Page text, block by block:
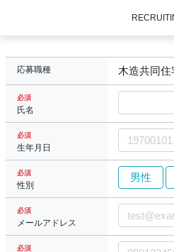
応募職種 木造共同
必須
氏名
必須
生年月日
必須
性別
男性
必須
メールアドレス
必須